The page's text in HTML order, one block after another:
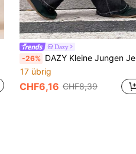
Dazy
-26% DAZY Kleine Jungen Jeans mit elastischem Bund, Taschen und weitem Bein, lässig und vielseitig einsetzbar
17 übrig
CHF6,16 CHF8,39